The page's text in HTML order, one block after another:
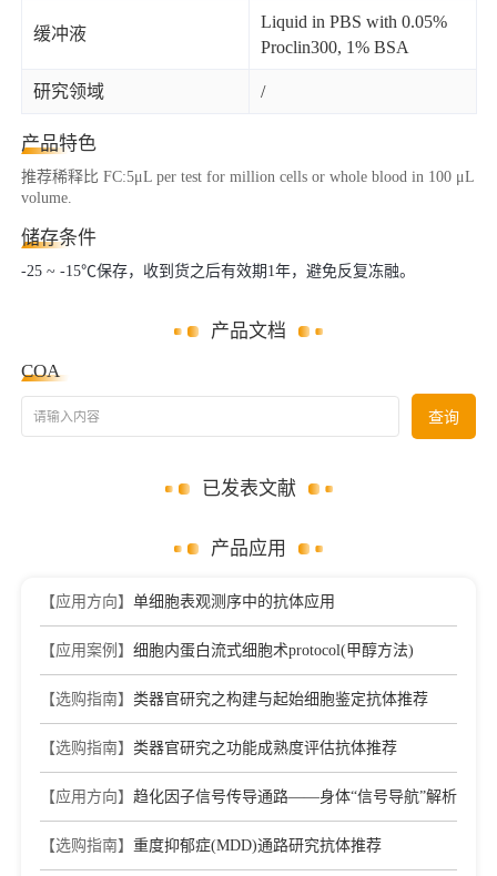
缓冲液
Liquid in PBS with 0.05%
Proclin300, 1% BSA
研究领域 /
产品特色
推荐稀释比 FC:5μL per test for million cells or whole blood in 100 μL
volume.
储存条件
-25 ~ -15℃保存，收到货之后有效期1年，避免反复冻融。
产品文档
COA
请输入内容 查询
已发表文献
产品应用
【应用方向】 单细胞表观测序中的抗体应用
【应用案例】 细胞内蛋白流式细胞术protocol(甲醇方法)
【选购指南】 类器官研究之构建与起始细胞鉴定抗体推荐
【选购指南】 类器官研究之功能成熟度评估抗体推荐
【应用方向】 趋化因子信号传导通路——身体“信号导航”解析
【选购指南】 重度抑郁症(MDD)通路研究抗体推荐